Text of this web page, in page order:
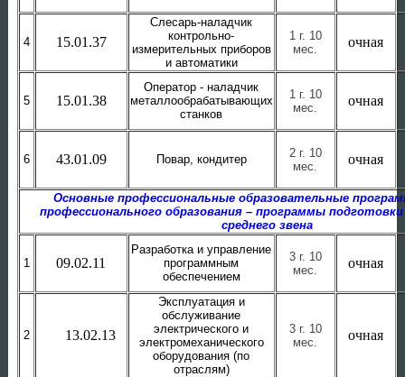
4 15.01.37
Слесарь-наладчик
контрольно-
измерительных приборов
и автоматики
1 г. 10
мес.
очная
5 15.01.38
Оператор - наладчик
металлообрабатывающих
станков
1 г. 10
мес.
очная
6 43.01.09 Повар, кондитер
2 г. 10
мес.
очная
Основные профессиональные образовательные
профессионального образования – программы
среднего звена
1 09.02.11
Разработка и управление
программным
обеспечением
3 г. 10
мес.
очная
2 13.02.13
Эксплуатация и
обслуживание
электрического и
электромеханического
оборудования (по
отраслям)
3 г. 10
мес.
очная